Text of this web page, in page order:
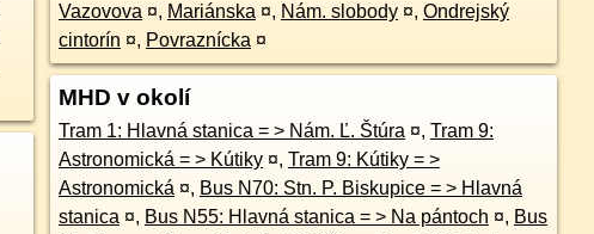
Vazovova ¤, Mariánska ¤, Nám. slobody ¤, Ondrejský
cintorín ¤, Povraznícka ¤
MHD v okolí
Tram 1: Hlavná stanica = > Nám. Ľ. Štúra ¤, Tram 9:
Astronomická = > Kútiky ¤, Tram 9: Kútiky = >
Astronomická ¤, Bus N70: Stn. P. Biskupice = > Hlavná
stanica ¤, Bus N55: Hlavná stanica = > Na pántoch ¤, Bus